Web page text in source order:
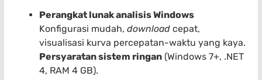
Perangkat lunak analisis Windows
Konfigurasi mudah, download cepat,
visualisasi kurva percepatan-waktu yang kaya.
Persyaratan sistem ringan (Windows 7+, .NET
4, RAM 4 GB).